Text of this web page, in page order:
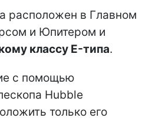
расположен в Главном
и Юпитером и
классу E-типа.
с помощью
Hubble
только его